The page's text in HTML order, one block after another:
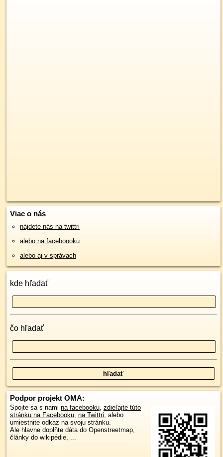
Viac o nás
nájdete nás na twittri
alebo na faceboooku
alebo aj v správach
kde hľadať
čo hľadať
Podpor projekt OMA:
Spojte sa s nami na facebooku, zdieľajte túto
stránku na Facebooku, na Twittri, alebo
umiestnite odkaz na svoju stránku.
Ale hlavne doplňte dáta do Openstreetmap,
články do wikipédie, ...